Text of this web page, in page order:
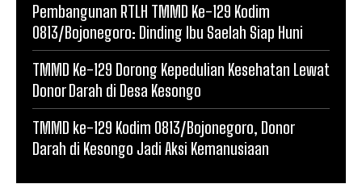
Pembangunan RTLH TMMD Ke-129 Kodim
0813/Bojonegoro: Dinding Ibu Saelah Siap Huni
TMMD Ke-129 Dorong Kepedulian Kesehatan Lewat
Donor Darah di Desa Kesongo
TMMD ke-129 Kodim 0813/Bojonegoro, Donor
Darah di Kesongo Jadi Aksi Kemanusiaan